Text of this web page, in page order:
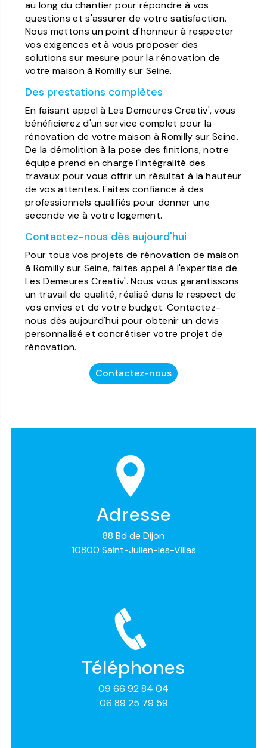
au long du chantier pour répondre à vos
questions et s'assurer de votre satisfaction.
Nous mettons un point d'honneur à respecter
vos exigences et à vous proposer des
solutions sur mesure pour la rénovation de
votre maison à Romilly sur Seine.
Des prestations complètes
En faisant appel à Les Demeures Creativ', vous
bénéficierez d'un service complet pour la
rénovation de votre maison à Romilly sur Seine.
De la démolition à la pose des finitions, notre
équipe prend en charge l'intégralité des
travaux pour vous offrir un résultat à la hauteur
de vos attentes. Faites confiance à des
professionnels qualifiés pour donner une
seconde vie à votre logement.
Contactez-nous dès aujourd'hui
Pour tous vos projets de rénovation de maison
à Romilly sur Seine, faites appel à l'expertise de
Les Demeures Creativ'. Nous vous garantissons
un travail de qualité, réalisé dans le respect de
vos envies et de votre budget. Contactez-
nous dès aujourd'hui pour obtenir un devis
personnalisé et concrétiser votre projet de
rénovation.
Contactez-nous
Adresse
88 Bd de Dijon
10800 Saint-Julien-les-Villas
Téléphones
09 66 92 84 04
06 89 25 79 59